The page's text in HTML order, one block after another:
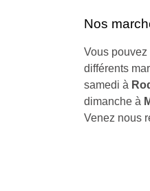
Nos
Vous pouvez
différents
samedi à
dimanche à
Venez nous